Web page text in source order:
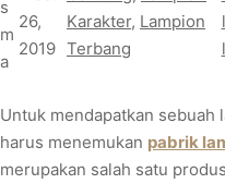
s
m
a
26,
2019
Karakter, Lampion
Terbang
Untuk mendapatkan
harus menemukan pabrik
merupakan salah satu